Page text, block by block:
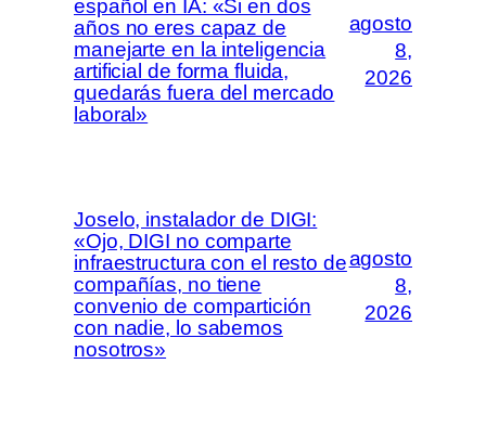
español en IA: «Si en dos
años no eres capaz de
manejarte en la inteligencia
artificial de forma fluida,
quedarás fuera del mercado
laboral»
agosto
8,
2026
Joselo, instalador de DIGI:
«Ojo, DIGI no comparte
infraestructura con el resto de
compañías, no tiene
convenio de compartición
con nadie, lo sabemos
nosotros»
agosto
8,
2026